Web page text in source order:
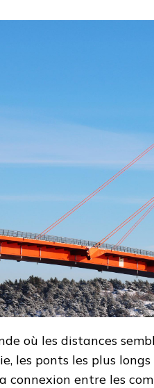
où les distances
les ponts les plus
connexion entre les